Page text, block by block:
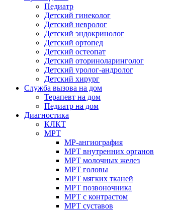
Педиатр
Детский гинеколог
Детский невролог
Детский эндокринолог
Детский ортопед
Детский остеопат
Детский оториноларинголог
Детский уролог-андролог
Детский хирург
Служба вызова на дом
Терапевт на дом
Педиатр на дом
Диагностика
КЛКТ
МРТ
МР-ангиография
МРТ внутренних органов
МРТ молочных желез
МРТ головы
МРТ мягких тканей
МРТ позвоночника
МРТ с контрастом
МРТ суставов